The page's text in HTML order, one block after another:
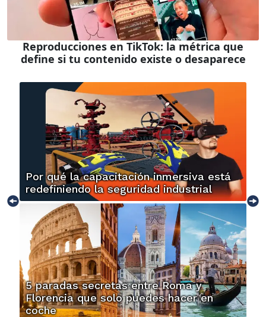
Reproducciones en TikTok: la métrica que
define si tu contenido existe o desaparece
Por qué la capacitación inmersiva está
redefiniendo la seguridad industrial
5 paradas secretas entre Roma y
Florencia que solo puedes hacer en
coche